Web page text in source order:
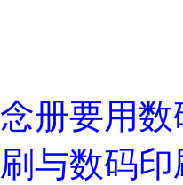
册要用
与数码